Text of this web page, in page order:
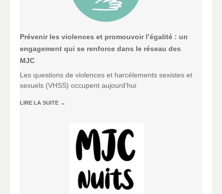
Prévenir les violences et promouvoir l’égalité : un
engagement qui se renforce dans le réseau des
MJC
Les questions de violences et harcèlements sexistes et
sexuels (VHSS) occupent aujourd’hui
LIRE LA SUITE →